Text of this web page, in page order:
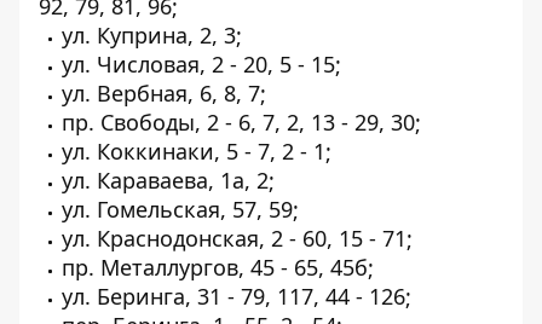
92, 79, 81, 96;
ул. Куприна, 2, 3;
ул. Числовая, 2 - 20, 5 - 15;
ул. Вербная, 6, 8, 7;
пр. Свободы, 2 - 6, 7, 2, 13 - 29, 30;
ул. Коккинаки, 5 - 7, 2 - 1;
ул. Караваева, 1а, 2;
ул. Гомельская, 57, 59;
ул. Краснодонская, 2 - 60, 15 - 71;
пр. Металлургов, 45 - 65, 45б;
ул. Беринга, 31 - 79, 117, 44 - 126;